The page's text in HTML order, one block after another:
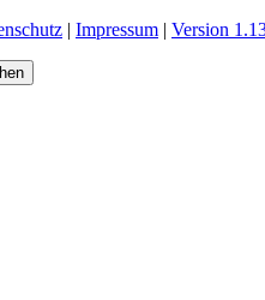
| Impressum | Version